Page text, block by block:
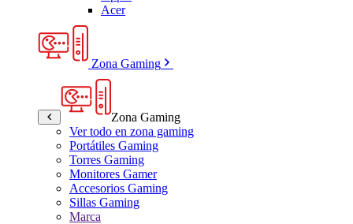
Acer
Zona Gaming
Zona Gaming
Ver todo en zona gaming
Portátiles Gaming
Torres Gaming
Monitores Gamer
Accesorios Gaming
Sillas Gaming
Marca